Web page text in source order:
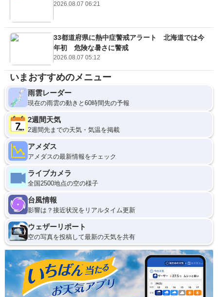
2026.08.07 06:21
33都道府県に熱中症警戒アラート 北海道では今
年初 危険な暑さに警戒
2026.08.07 05:12
いまおすすめのメニュー
雨雲レーダー
現在の雨雲の動きと60時間先の予報
2週間天気
2週間先までの天気・気温を掲載
アメダス
アメダスの最新情報をチェック
ライブカメラ
全国2500地点の空の様子
台風情報
影響は？接近状況をリアルタイム更新
ウェザーリポート
空の写真を投稿して最新の天気を共有